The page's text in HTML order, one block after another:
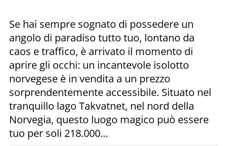
Se hai sempre sognato di possedere un
angolo di paradiso tutto tuo, lontano da
caos e traffico, è arrivato il momento di
aprire gli occhi: un incantevole isolotto
norvegese è in vendita a un prezzo
sorprendentemente accessibile. Situato nel
tranquillo lago Takvatnet, nel nord della
Norvegia, questo luogo magico può essere
tuo per soli 218.000...